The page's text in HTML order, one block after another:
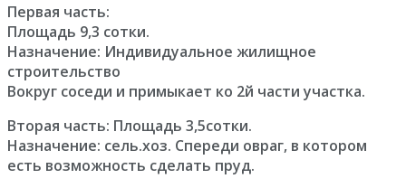
Первая часть:
Площадь 9,3 сотки.
Назначение: Индивидуальное жилищное
строительство
Вокруг соседи и примыкает ко 2й части участка.
Вторая часть: Площадь 3,5сотки.
Назначение: сель.хоз. Спереди овраг, в котором
есть возможность сделать пруд.